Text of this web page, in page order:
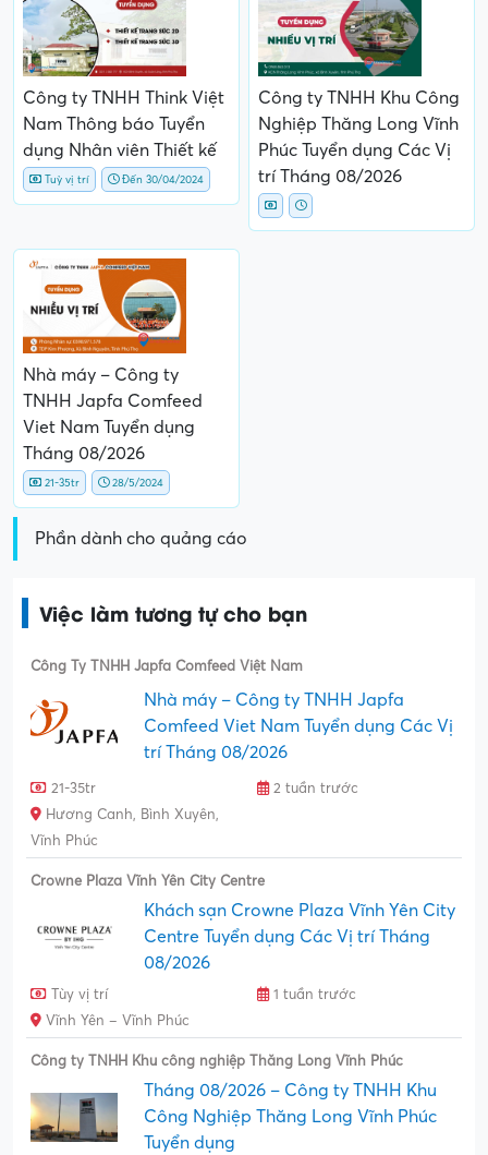
Công ty TNHH Think Việt
Nam Thông báo Tuyển
dụng Nhân viên Thiết kế
Tuỳ vị trí Đến 30/04/2024
Công ty TNHH Khu Công
Nghiệp Thăng Long Vĩnh
Phúc Tuyển dụng Các Vị
trí Tháng 08/2026
Nhà máy – Công ty
TNHH Japfa Comfeed
Viet Nam Tuyển dụng
Tháng 08/2026
21-35tr 28/5/2024
Phần dành cho quảng cáo
Việc làm tương tự cho bạn
Công Ty TNHH Japfa Comfeed Việt Nam
Nhà máy – Công ty TNHH Japfa
Comfeed Viet Nam Tuyển dụng Các Vị
trí Tháng 08/2026
21-35tr
2 tuần trước
Hương Canh, Bình Xuyên,
Vĩnh Phúc
Crowne Plaza Vĩnh Yên City Centre
Khách sạn Crowne Plaza Vĩnh Yên City
Centre Tuyển dụng Các Vị trí Tháng
08/2026
Tùy vị trí
1 tuần trước
Vĩnh Yên – Vĩnh Phúc
Công ty TNHH Khu công nghiệp Thăng Long Vĩnh Phúc
Tháng 08/2026 – Công ty TNHH Khu
Công Nghiệp Thăng Long Vĩnh Phúc
Tuyển dụng